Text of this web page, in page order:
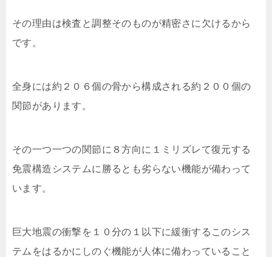
その理由は検査と調整そのものが精密さに欠けるから
です。
全身には約２０６個の骨から構成される約２００個の
関節があります。
その一つ一つの関節に８方向に１ミリズレて復元する
免震構造システムに勝るとも劣らない機能が備わって
います。
巨大地震の衝撃を１０分の１以下に緩衝するこのシス
テムをはるかにしのぐ機能が人体に備わっていること